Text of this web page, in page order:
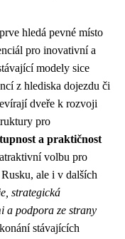
hledá pevné místo
pro inovativní a
modely sice
z hlediska dojezdu či
dveře k rozvoji
pro
a praktičnost
volbu pro
ale i v dalších
strategická
a podpora ze strany
stávajících